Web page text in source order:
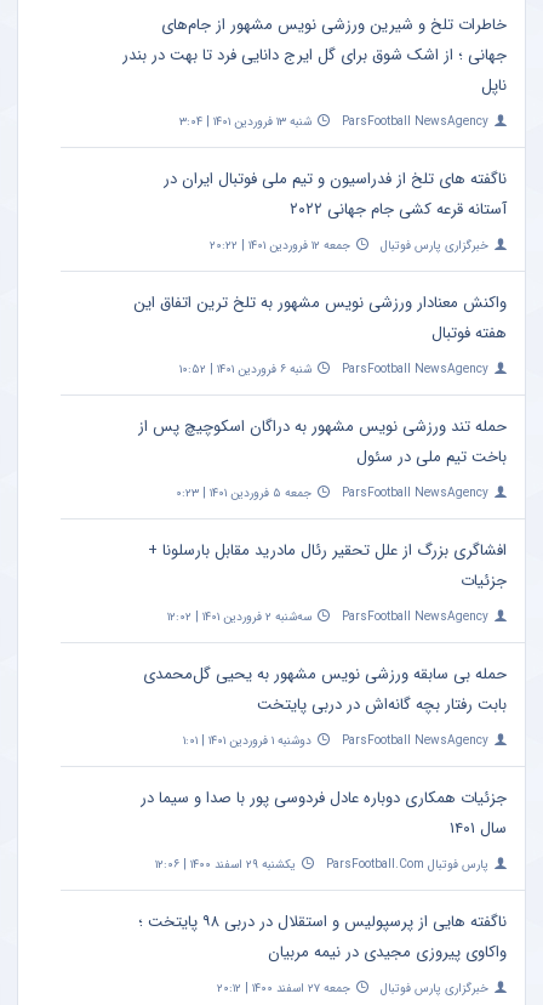
خاطرات تلخ و شیرین ورزشی نویس مشهور از جام‌های
جهانی ؛ از اشک شوق برای گل ایرج دانایی فرد تا بهت در بندر
ناپل
ParsFootball NewsAgency شنبه ۱۳ فروردین ۱۴۰۱ | ۳:۰۴
ناگفته های تلخ از فدراسیون و تیم ملی فوتبال ایران در
آستانه قرعه کشی جام جهانی ۲۰۲۲
خبرگزاری پارس فوتبال جمعه ۱۲ فروردین ۱۴۰۱ | ۲۰:۲۲
واکنش معنادار ورزشی نویس مشهور به تلخ ترین اتفاق این
هفته فوتبال
ParsFootball NewsAgency شنبه ۶ فروردین ۱۴۰۱ | ۱۰:۵۲
حمله تند ورزشی نویس مشهور به دراگان اسکوچیچ پس از
باخت تیم ملی در سئول
ParsFootball NewsAgency جمعه ۵ فروردین ۱۴۰۱ | ۰:۲۳
افشاگری بزرگ از علل تحقیر رئال مادرید مقابل بارسلونا +
جزئیات
ParsFootball NewsAgency سه‌شنبه ۲ فروردین ۱۴۰۱ | ۱۲:۰۲
حمله بی سابقه ورزشی نویس مشهور به یحیی گل‌محمدی
بابت رفتار بچه گانه‌اش در دربی پایتخت
ParsFootball NewsAgency دوشنبه ۱ فروردین ۱۴۰۱ | ۱:۰۱
جزئیات همکاری دوباره عادل فردوسی‌ پور با صدا و سیما در
سال ۱۴۰۱
پارس فوتبال ParsFootball.Com یکشنبه ۲۹ اسفند ۱۴۰۰ | ۱۲:۰۶
ناگفته هایی از پرسپولیس و استقلال در دربی ۹۸ پایتخت ؛
واکاوی پیروزی مجیدی در نیمه مربیان
خبرگزاری پارس فوتبال جمعه ۲۷ اسفند ۱۴۰۰ | ۲۰:۱۲